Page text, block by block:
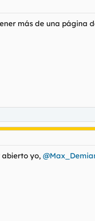
más de una página
abierto yo,